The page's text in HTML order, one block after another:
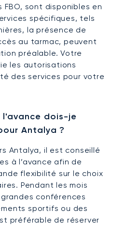
FBO, sont disponibles en
spécifiques, tels
la présence de
au tarmac, peuvent
préalable. Votre
les autorisations
des services pour votre
l'avance dois-je
Antalya ?
Antalya, il est conseillé
à l’avance afin de
flexibilité sur le choix
Pendant les mois
conférences
sportifs ou des
préférable de réserver